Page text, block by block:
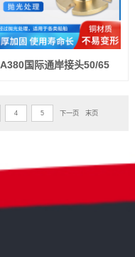
A380国际通岸接头50/65
4 5 下一页 末页